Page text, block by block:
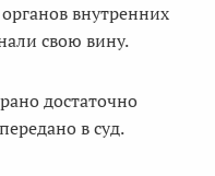
внутренних
свою вину.
достаточно
в суд.